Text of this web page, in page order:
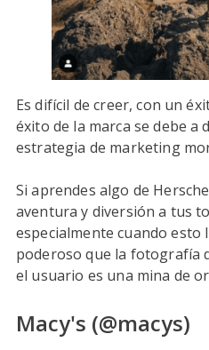
Es difícil de creer, con un
éxito de la marca se debe a
estrategia de marketing
Si aprendes algo de
aventura y diversión a tus
especialmente cuando esto
poderoso que la fotografía
el usuario es una mina de
Macy's (@macys)